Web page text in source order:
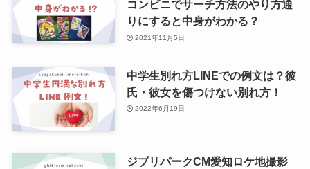
コンビニでサーチ方法のやり方通
りにすると中身がわかる？
2021年11月5日
中学生別れ方LINEでの例文は？彼
氏・彼女を傷つけない別れ方！
2022年6月19日
ジブリパークCM愛知ロケ地撮影